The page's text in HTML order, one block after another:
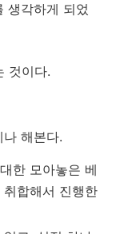
생각하게 되었
것이다.
해본다.
한 모아놓은 베
합해서 진행한